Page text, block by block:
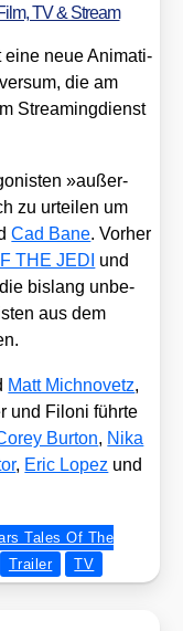
TV & Stream
eine neue Ani­ma­ti­
die am
Strea­ming­dienst
»außer­
zu urtei­len um
Cad Bane. Vor­her
THE JEDI und
bis­lang unbe­
aus dem
Matt Mich­no­vetz,
und Filoni führ­te
Bur­ton, Nika
, Eric Lopez und
Tales Of The
Trailer TV